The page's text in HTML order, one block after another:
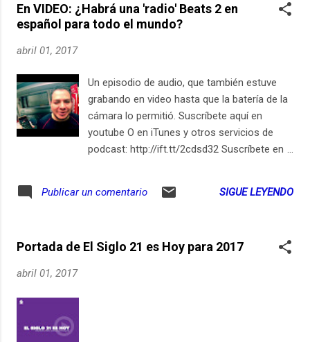
En VIDEO: ¿Habrá una 'radio' Beats 2 en
español para todo el mundo?
abril 01, 2017
Un episodio de audio, que también estuve
grabando en video hasta que la batería de la
cámara lo permitió. Suscríbete aquí en
youtube O en iTunes y otros servicios de
podcast: http://ift.tt/2cdsd32 Suscríbete en
Publicar un comentario SIGUE LEYENDO
Portada de El Siglo 21 es Hoy para 2017
abril 01, 2017